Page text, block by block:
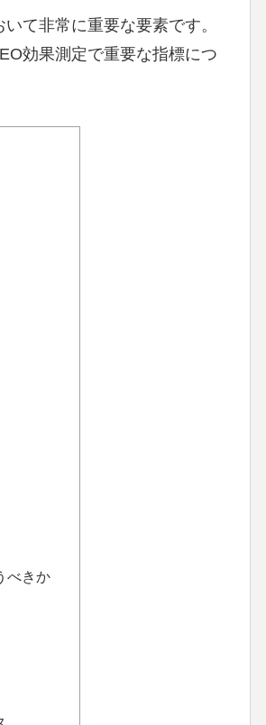
て非常に重要な要素です。
効果測定で重要な指標につ
べきか